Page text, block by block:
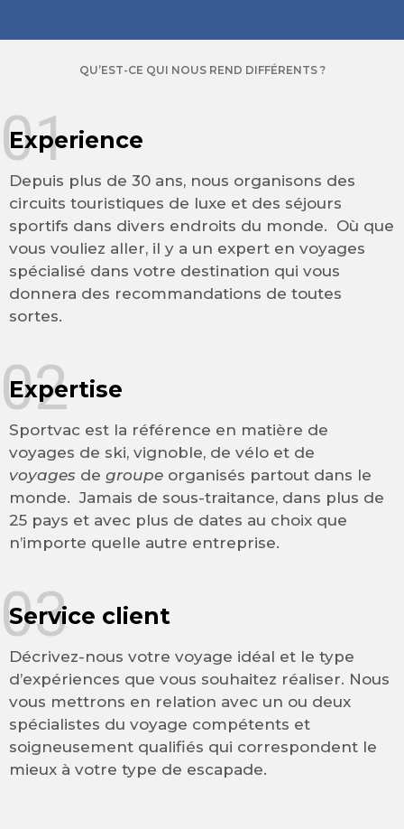
QU’EST-CE QUI NOUS REND DIFFÉRENTS ?
Experience
Depuis plus de 30 ans, nous organisons des
circuits touristiques de luxe et des séjours
sportifs dans divers endroits du monde. Où que
vous vouliez aller, il y a un expert en voyages
spécialisé dans votre destination qui vous
donnera des recommandations de toutes
sortes.
01
Expertise
Sportvac est la référence en matière de
voyages de ski, vignoble, de vélo et de
voyages de groupe organisés partout dans le
monde. Jamais de sous-traitance, dans plus de
25 pays et avec plus de dates au choix que
n’importe quelle autre entreprise.
02
Service client
Décrivez-nous votre voyage idéal et le type
d’expériences que vous souhaitez réaliser. Nous
vous mettrons en relation avec un ou deux
spécialistes du voyage compétents et
soigneusement qualifiés qui correspondent le
mieux à votre type de escapade.
03